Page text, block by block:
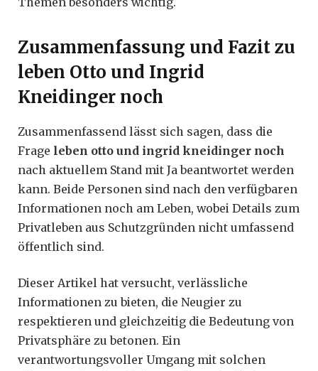
Zusammenfassung und Fazit zu
leben Otto und Ingrid
Kneidinger noch
Zusammenfassend lässt sich sagen, dass die
Frage leben otto und ingrid kneidinger noch
nach aktuellem Stand mit Ja beantwortet werden
kann. Beide Personen sind nach den verfügbaren
Informationen noch am Leben, wobei Details zum
Privatleben aus Schutzgründen nicht umfassend
öffentlich sind.
Dieser Artikel hat versucht, verlässliche
Informationen zu bieten, die Neugier zu
respektieren und gleichzeitig die Bedeutung von
Privatsphäre zu betonen. Ein
verantwortungsvoller Umgang mit solchen